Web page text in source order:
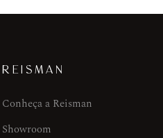
REISMAN
Conheça a Reisman
Showroom